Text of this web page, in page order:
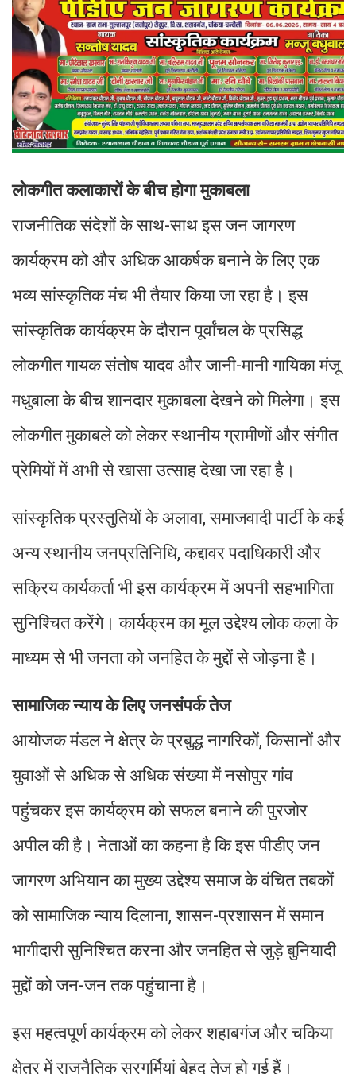
लोकगीत कलाकारों के बीच होगा मुकाबला
राजनीतिक संदेशों के साथ-साथ इस जन जागरण
कार्यक्रम को और अधिक आकर्षक बनाने के लिए एक
भव्य सांस्कृतिक मंच भी तैयार किया जा रहा है। इस
सांस्कृतिक कार्यक्रम के दौरान पूर्वांचल के प्रसिद्ध
लोकगीत गायक संतोष यादव और जानी-मानी गायिका मंजू
मधुबाला के बीच शानदार मुकाबला देखने को मिलेगा। इस
लोकगीत मुकाबले को लेकर स्थानीय ग्रामीणों और संगीत
प्रेमियों में अभी से खासा उत्साह देखा जा रहा है।
सांस्कृतिक प्रस्तुतियों के अलावा, समाजवादी पार्टी के कई
अन्य स्थानीय जनप्रतिनिधि, कद्दावर पदाधिकारी और
सक्रिय कार्यकर्ता भी इस कार्यक्रम में अपनी सहभागिता
सुनिश्चित करेंगे। कार्यक्रम का मूल उद्देश्य लोक कला के
माध्यम से भी जनता को जनहित के मुद्दों से जोड़ना है।
सामाजिक न्याय के लिए जनसंपर्क तेज
आयोजक मंडल ने क्षेत्र के प्रबुद्ध नागरिकों, किसानों और
युवाओं से अधिक से अधिक संख्या में नसोपुर गांव
पहुंचकर इस कार्यक्रम को सफल बनाने की पुरजोर
अपील की है। नेताओं का कहना है कि इस पीडीए जन
जागरण अभियान का मुख्य उद्देश्य समाज के वंचित तबकों
को सामाजिक न्याय दिलाना, शासन-प्रशासन में समान
भागीदारी सुनिश्चित करना और जनहित से जुड़े बुनियादी
मुद्दों को जन-जन तक पहुंचाना है।
इस महत्वपूर्ण कार्यक्रम को लेकर शहाबगंज और चकिया
क्षेत्र में राजनैतिक सरगर्मियां बेहद तेज हो गई हैं।